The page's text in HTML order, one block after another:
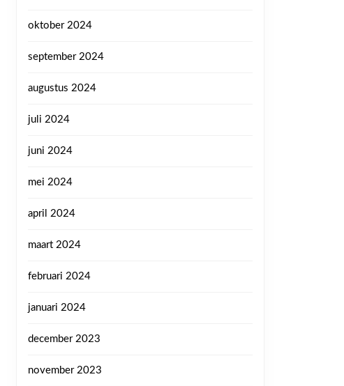
oktober 2024
september 2024
augustus 2024
juli 2024
juni 2024
mei 2024
april 2024
maart 2024
februari 2024
januari 2024
december 2023
november 2023